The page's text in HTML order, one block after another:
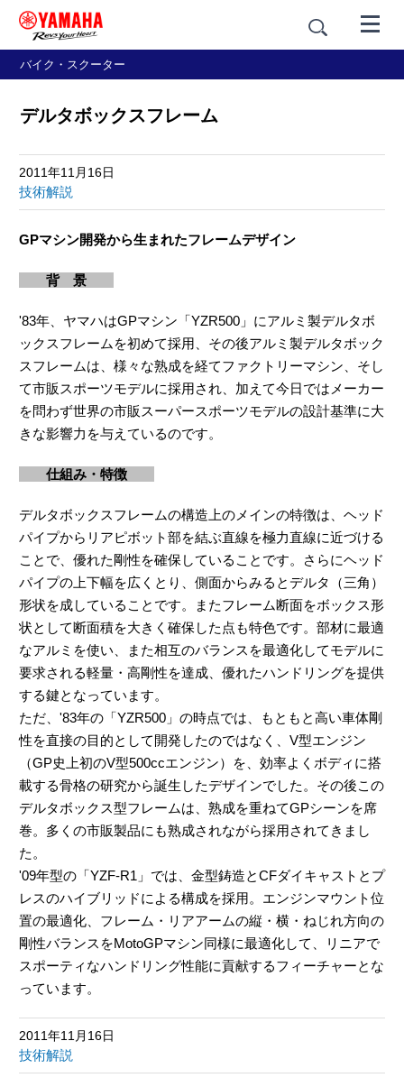
バイク・スクーター
デルタボックスフレーム
2011年11月16日
技術解説
GPマシン開発から生まれたフレームデザイン
背 景
'83年、ヤマハはGPマシン「YZR500」にアルミ製デルタボ
ックスフレームを初めて採用、その後アルミ製デルタボック
スフレームは、様々な熟成を経てファクトリーマシン、そし
て市販スポーツモデルに採用され、加えて今日ではメーカー
を問わず世界の市販スーパースポーツモデルの設計基準に大
きな影響力を与えているのです。
仕組み・特徴
デルタボックスフレームの構造上のメインの特徴は、ヘッド
パイプからリアピボット部を結ぶ直線を極力直線に近づける
ことで、優れた剛性を確保していることです。さらにヘッド
パイプの上下幅を広くとり、側面からみるとデルタ（三角）
形状を成していることです。またフレーム断面をボックス形
状として断面積を大きく確保した点も特色です。部材に最適
なアルミを使い、また相互のバランスを最適化してモデルに
要求される軽量・高剛性を達成、優れたハンドリングを提供
する鍵となっています。
ただ、'83年の「YZR500」の時点では、もともと高い車体剛
性を直接の目的として開発したのではなく、V型エンジン
（GP史上初のV型500ccエンジン）を、効率よくボディに搭
載する骨格の研究から誕生したデザインでした。その後この
デルタボックス型フレームは、熟成を重ねてGPシーンを席
巻。多くの市販製品にも熟成されながら採用されてきまし
た。
'09年型の「YZF-R1」では、金型鋳造とCFダイキャストとプ
レスのハイブリッドによる構成を採用。エンジンマウント位
置の最適化、フレーム・リアアームの縦・横・ねじれ方向の
剛性バランスをMotoGPマシン同様に最適化して、リニアで
スポーティなハンドリング性能に貢献するフィーチャーとな
っています。
2011年11月16日
技術解説